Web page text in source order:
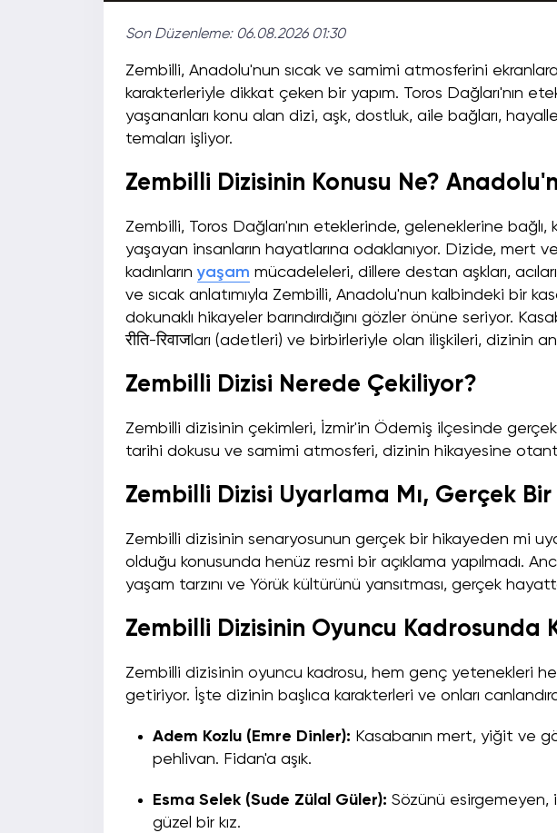
Son Düzenleme: 06.08.2026 01:30
Zembilli, Anadolu'nun sıcak ve samimi atmosferini
karakterleriyle dikkat çeken bir yapım. Toros Dağları'nın
yaşananları konu alan dizi, aşk, dostluk, aile bağları, hayaller
temaları işliyor.
Zembilli Dizisinin Konusu Ne?
Zembilli, Toros Dağları'nın eteklerinde, geleneklerine
yaşayan insanların hayatlarına odaklanıyor. Dizide, mert
kadınlarınyaşam mücadeleleri, dillere destan aşkları,
ve sıcak anlatımıyla Zembilli, Anadolu'nun kalbindeki bir
dokunaklı hikayeler barındırdığını gözler önüne seriyor.
रीति-रिवाजları (adetleri) ve birbirleriyle olan ilişkileri, dizinin
Zembilli Dizisi Nerede Çekiliyor?
Zembilli dizisinin çekimleri, İzmir'in Ödemiş ilçesinde
tarihi dokusu ve samimi atmosferi, dizinin hikayesine
Zembilli Dizisi Uyarlama Mı, Gerçek
Zembilli dizisinin senaryosunun gerçek bir hikayeden mi
olduğu konusunda henüz resmi bir açıklama yapılmadı.
yaşam tarzını ve Yörük kültürünü yansıtması, gerçek
Zembilli Dizisinin Oyuncu Kadrosunda
Zembilli dizisinin oyuncu kadrosu, hem genç yetenekleri
getiriyor. İşte dizinin başlıca karakterleri ve onları
Adem Kozlu (Emre Dinler): Kasabanın mert, yiğit ve
pehlivan. Fidan'a aşık.
Esma Selek (Sude Zülal Güler): Sözünü esirgemeyen,
güzel bir kız.